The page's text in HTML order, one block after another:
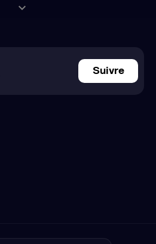
expand_more
Suivre